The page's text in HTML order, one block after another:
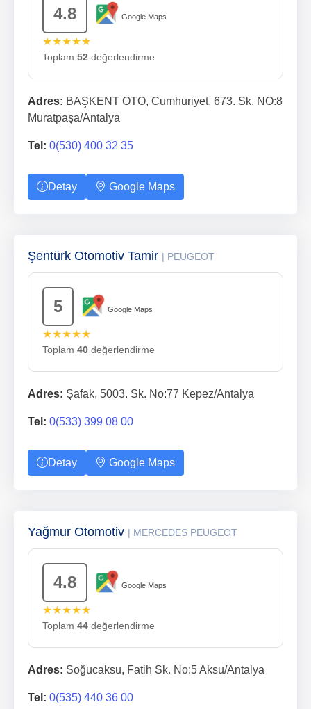
4.8 Google Maps
★★★★★
Toplam 52 değerlendirme
Adres: BAŞKENT OTO, Cumhuriyet, 673. Sk. NO:8
Muratpaşa/Antalya
Tel: 0(530) 400 32 35
Detay Google Maps
Şentürk Otomotiv Tamir | PEUGEOT
5 Google Maps
★★★★★
Toplam 40 değerlendirme
Adres: Şafak, 5003. Sk. No:77 Kepez/Antalya
Tel: 0(533) 399 08 00
Detay Google Maps
Yağmur Otomotiv | MERCEDES PEUGEOT
4.8 Google Maps
★★★★★
Toplam 44 değerlendirme
Adres: Soğucaksu, Fatih Sk. No:5 Aksu/Antalya
Tel: 0(535) 440 36 00